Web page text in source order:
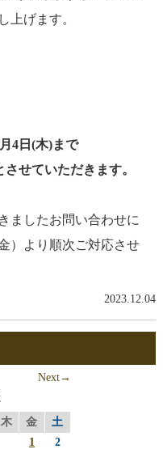
上げます。
4日(木)まで
せていただきます。
ましたお問い合わせに
）より順次ご対応させ
2023.12.04
Next→
木 金
土
1
2